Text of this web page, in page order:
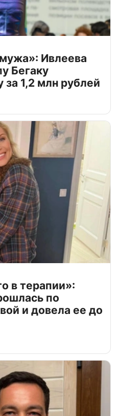
Ивлеева
Бегаку
1,2 млн рублей
в терапии»:
по
и довела ее до